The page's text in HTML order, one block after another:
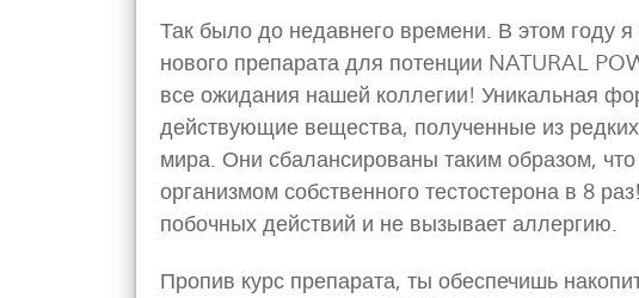
Так было до недавнего времени. В этом году я
нового препарата для потенции NATURAL
все ожидания нашей коллегии! Уникальная
действующие вещества, полученные из
мира. Они сбалансированы таким образом,
организмом собственного тестостерона в 8
побочных действий и не вызывает аллергию.
Пропив курс препарата, ты обеспечишь